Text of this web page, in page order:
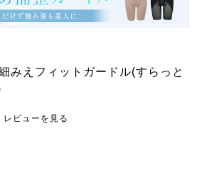
みえフィットガードル(すらっと
レビューを見る